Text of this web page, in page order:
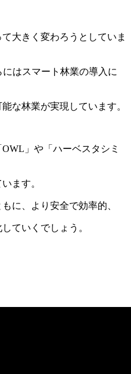
大きく変わろうとしていま
はスマート林業の導入に
な林業が実現しています。
」や「ハーベスタシミ
ます。
に、より安全で効率的、
ていくでしょう。